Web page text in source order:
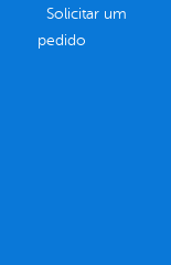
Solicitar um
pedido